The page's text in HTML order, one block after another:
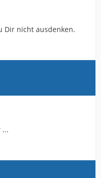
Dir nicht ausdenken.
...